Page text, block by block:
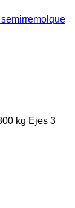
kg Ejes 3